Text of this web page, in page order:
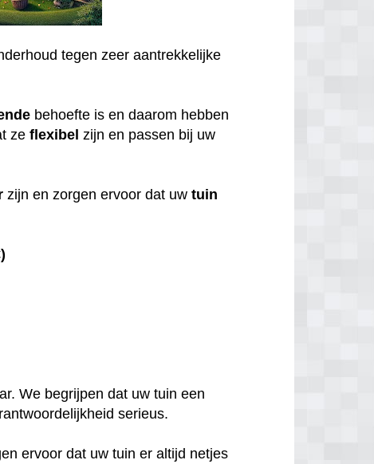
tegen zeer aantrekkelijke
behoefte is en daarom hebben
zeflexibel zijn en passen bij uw
zijn en zorgen ervoor dat uwtuin
We begrijpen dat uw tuin een
serieus.
ervoor dat uw tuin er altijd netjes